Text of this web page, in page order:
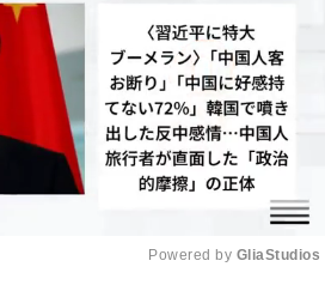
Powered by GliaStudios